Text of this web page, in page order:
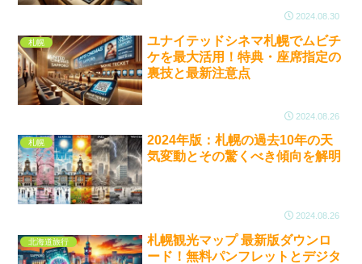
2024.08.30
札幌
ユナイテッドシネマ札幌でムビチ
ケを最大活用！特典・座席指定の
裏技と最新注意点
2024.08.26
札幌
2024年版：札幌の過去10年の天
気変動とその驚くべき傾向を解明
2024.08.26
北海道旅行
札幌観光マップ 最新版ダウンロ
ード！無料パンフレットとデジタ